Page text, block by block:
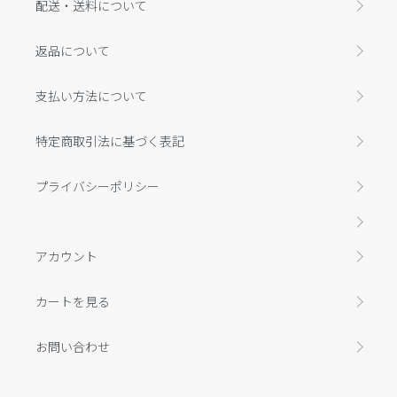
配送・送料について
返品について
支払い方法について
特定商取引法に基づく表記
プライバシーポリシー
アカウント
カートを見る
お問い合わせ